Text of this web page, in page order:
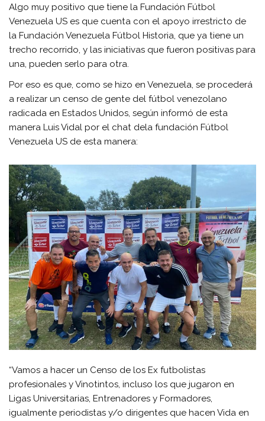
Algo muy positivo que tiene la Fundación Fútbol
Venezuela US es que cuenta con el apoyo irrestricto de
la Fundación Venezuela Fútbol Historia, que ya tiene un
trecho recorrido, y las iniciativas que fueron positivas para
una, pueden serlo para otra.
Por eso es que, como se hizo en Venezuela, se procederá
a realizar un censo de gente del fútbol venezolano
radicada en Estados Unidos, según informó de esta
manera Luis Vidal por el chat dela fundación Fútbol
Venezuela US de esta manera:
“Vamos a hacer un Censo de los Ex futbolistas
profesionales y Vinotintos, incluso los que jugaron en
Ligas Universitarias, Entrenadores y Formadores,
igualmente periodistas y/o dirigentes que hacen Vida en